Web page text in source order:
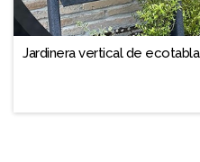
Jardinera vertical de ecotabla